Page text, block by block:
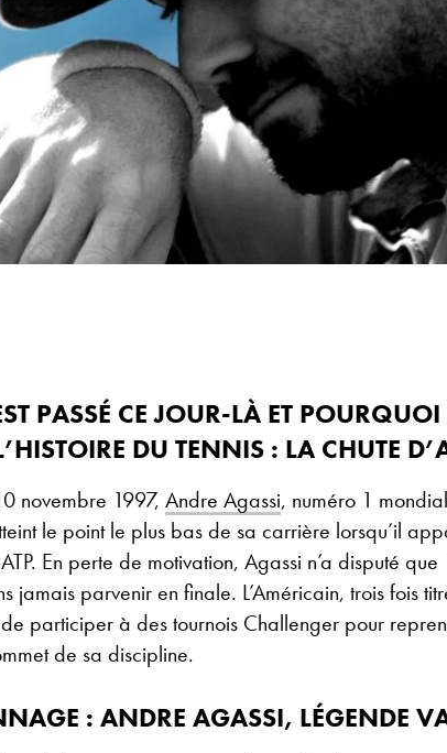
PASSÉ CE JOUR-LÀ ET
DU TENNIS : LA CHUTE
novembre 1997, Andre Agassi, numéro 1
le point le plus bas de sa carrière lorsqu’il
En perte de motivation, Agassi n’a disputé
jamais parvenir en finale. L’Américain, trois fois
participer à des tournois Challenger pour
de sa discipline.
: ANDRE AGASSI, LÉGENDE